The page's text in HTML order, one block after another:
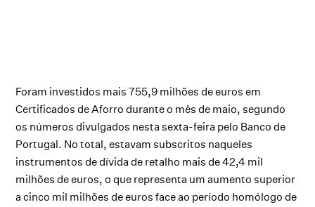
Foram investidos mais 755,9 milhões de euros em
Certificados de Aforro durante o mês de maio, segundo
os números divulgados nesta sexta-feira pelo Banco de
Portugal. No total, estavam subscritos naqueles
instrumentos de dívida de retalho mais de 42,4 mil
milhões de euros, o que representa um aumento superior
a cinco mil milhões de euros face ao período homólogo de